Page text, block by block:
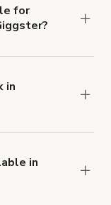
than
for
in
in